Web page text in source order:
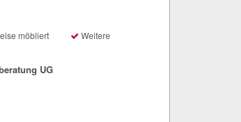
möbliert Weitere
UG